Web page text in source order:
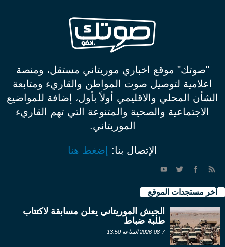
"صوتك" موقع اخباري موريتاني مستقل، ومنصة
اعلامية لتوصيل صوت المواطن والقاريء ومتابعة
الشأن المحلي والاقليمي أولاً بأول، إضافة للمواضيع
الاجتماعية والصحية والمتنوعة التي تهم القاريء
الموريتاني.
الإتصال بنا: إضغط هنا
آخر مستجدات الموقع
الجيش الموريتاني يعلن مسابقة لاكتتاب
طلبة ضباط
2026-08-7 الساعة 13:50